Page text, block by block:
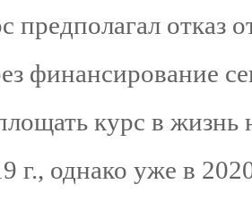
предполагал отказ
финансирование
курс в жизнь
г., однако уже в